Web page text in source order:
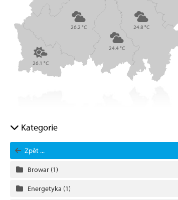
26.2 °C
26.1 °C
24.8 °C
24.4 °C
Kategorie
Zpět ...
Browar (1)
Energetyka (1)